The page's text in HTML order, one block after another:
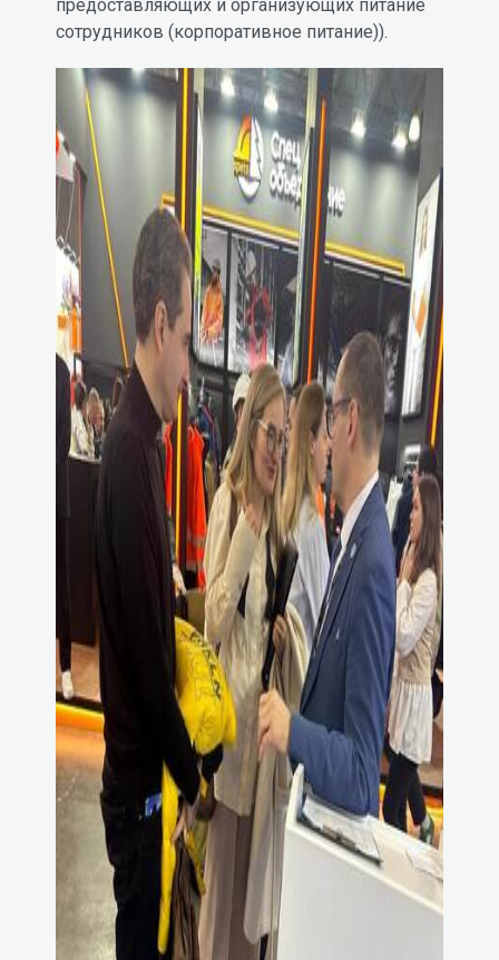
предоставляющих и организующих питание
сотрудников (корпоративное питание)).